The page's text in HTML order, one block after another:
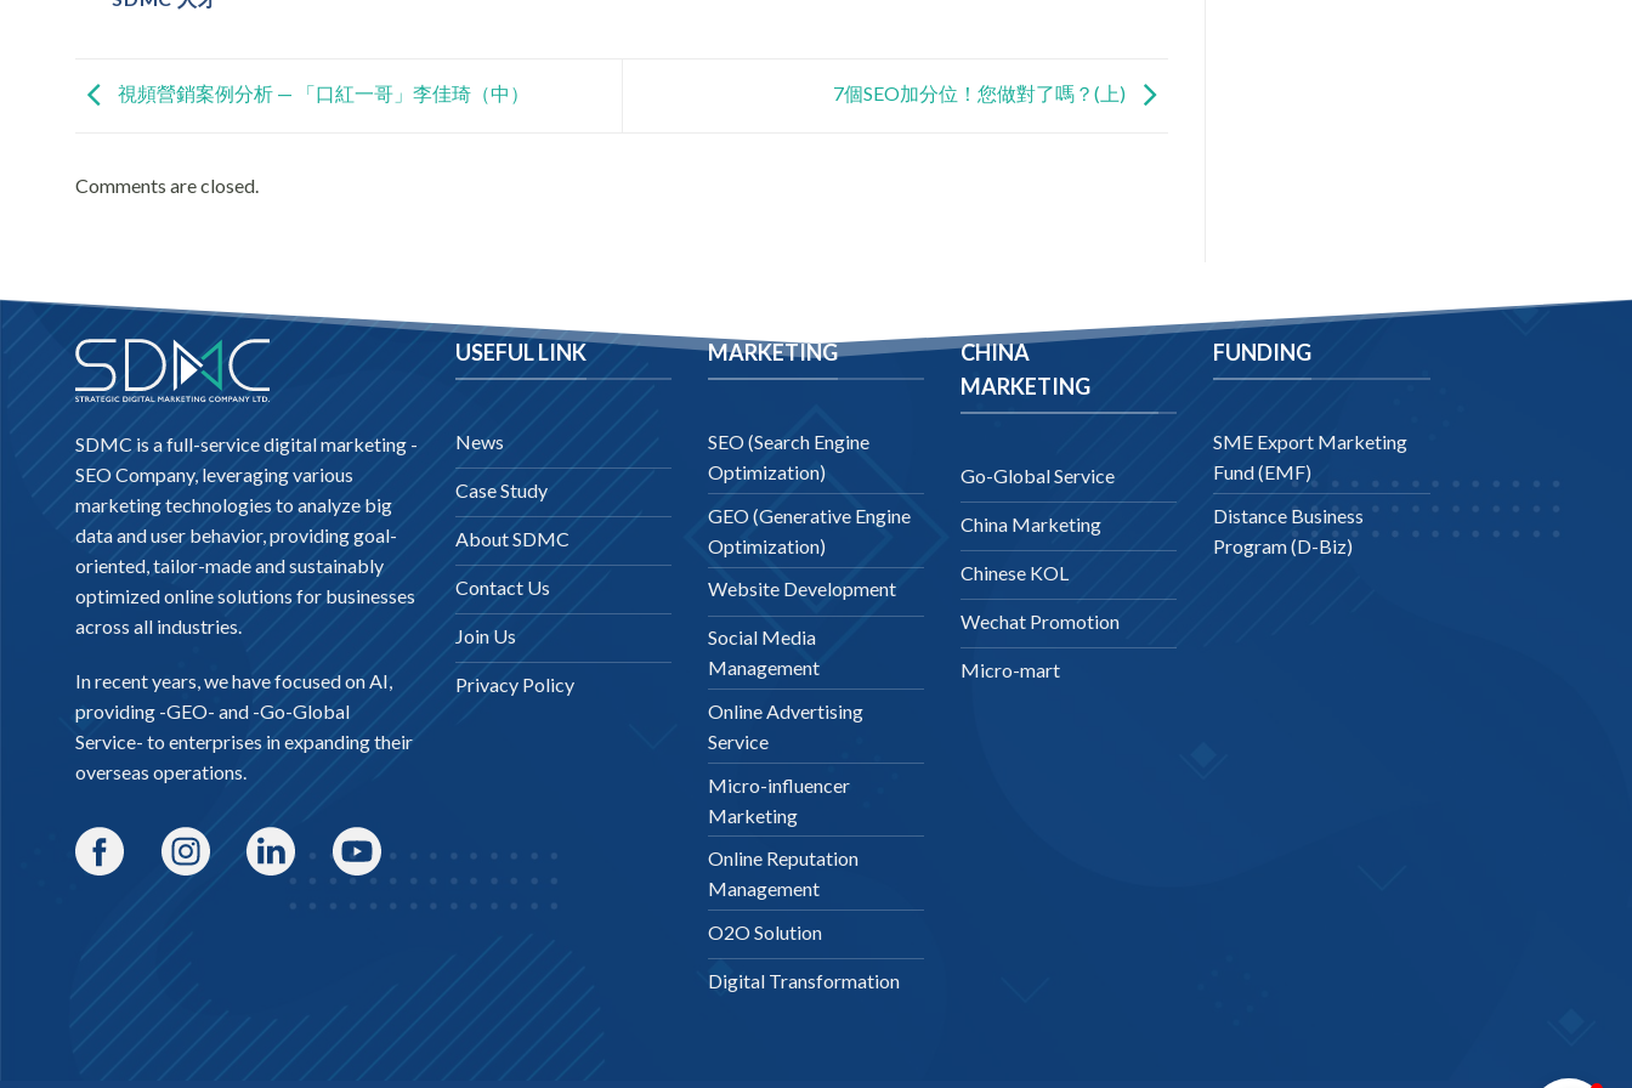
視頻營銷案例分析 — 「口紅一哥」李佳琦（中） 7個SEO加分位！您做對了嗎？(上)
Comments are closed.
SDMC is a full-service digital marketing -
SEO Company, leveraging various
marketing technologies to analyze big
data and user behavior, providing goal-
oriented, tailor-made and sustainably
optimized online solutions for businesses
across all industries.
In recent years, we have focused on AI,
providing -GEO- and -Go-Global
Service- to enterprises in expanding their
overseas operations.
USEFUL LINK
News
Case Study
About SDMC
Contact Us
Join Us
Privacy Policy
MARKETING
SEO (Search Engine
Optimization)
GEO (Generative Engine
Optimization)
Website Development
Social Media
Management
Online Advertising
Service
Micro-influencer
Marketing
Online Reputation
Management
O2O Solution
Digital Transformation
CHINA
MARKETING
Go-Global Service
China Marketing
Chinese KOL
Wechat Promotion
Micro-mart
FUNDING
SME Export Marketing
Fund (EMF)
Distance Business
Program (D-Biz)